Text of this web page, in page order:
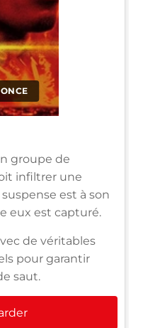
groupe de
infiltrer une
est à son
eux est capturé.
de véritables
pour garantir
saut.